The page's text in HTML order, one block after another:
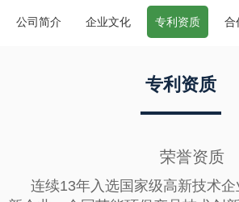
公司简介 企业文化 专利资质 合
专利资质
荣誉资质
连续13年入选国家级高新技术